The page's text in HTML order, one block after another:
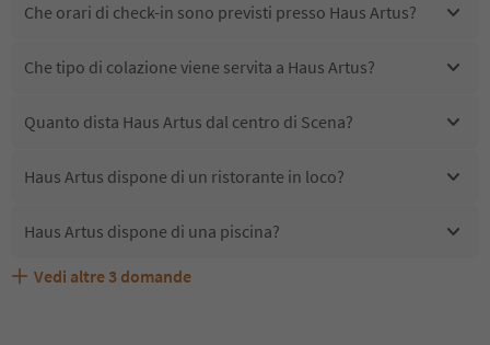
Che orari di check-in sono previsti presso Haus Artus?
Che tipo di colazione viene servita a Haus Artus?
Quanto dista Haus Artus dal centro di Scena?
Haus Artus dispone di un ristorante in loco?
Haus Artus dispone di una piscina?
Haus Artus accetta animali domestici?
Quali servizi/attività sono disponibili presso Haus Artus?
Gli ospiti di Haus Artus ricevono l'Alto Adige Guest Pass?
Vedi altre 3 domande